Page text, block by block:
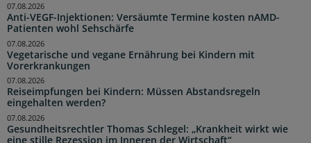
Anti-VEGF-Injektionen: Versäumte Termine kosten nAMD-
Patienten wohl Sehschärfe
07.08.2026
Vegetarische und vegane Ernährung bei Kindern mit
Vorerkrankungen
07.08.2026
Reiseimpfungen bei Kindern: Müssen Abstandsregeln
eingehalten werden?
07.08.2026
Gesundheitsrechtler Thomas Schlegel: „Krankheit wirkt wie
eine stille Rezession im Inneren der Wirtschaft“
07.08.2026